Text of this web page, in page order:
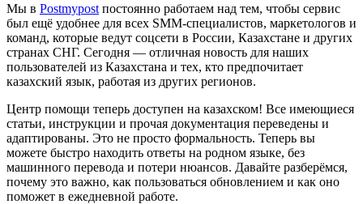
Мы в Postmypost постоянно работаем над тем, чтобы сервис
был ещё удобнее для всех SMM-специалистов, маркетологов и
команд, которые ведут соцсети в России, Казахстане и других
странах СНГ. Сегодня — отличная новость для наших
пользователей из Казахстана и тех, кто предпочитает
казахский язык, работая из других регионов.
Центр помощи теперь доступен на казахском! Все имеющиеся
статьи, инструкции и прочая документация переведены и
адаптированы. Это не просто формальность. Теперь вы
можете быстро находить ответы на родном языке, без
машинного перевода и потери нюансов. Давайте разберёмся,
почему это важно, как пользоваться обновлением и как оно
поможет в ежедневной работе.